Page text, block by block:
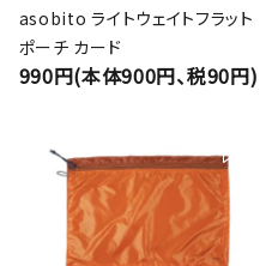
asobito ライトウェイトフラット
ポーチ カード
990円(本体900円、税90円)